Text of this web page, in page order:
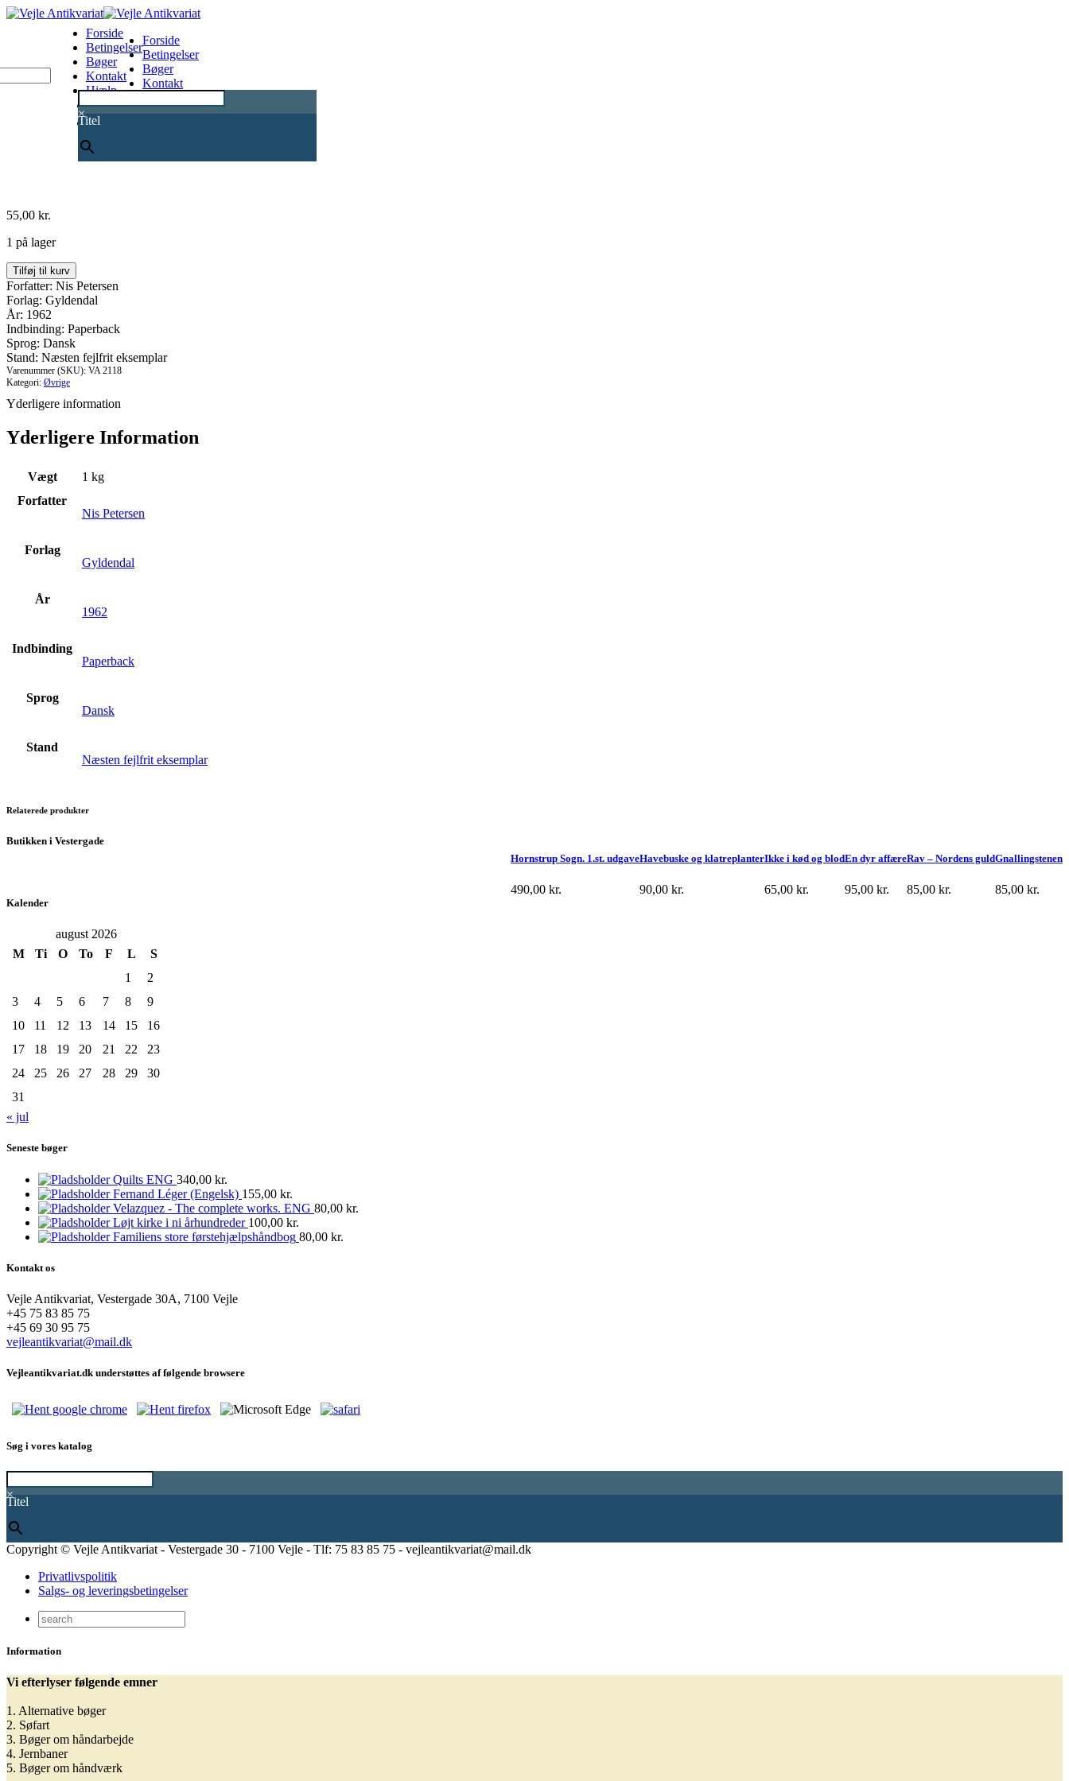
×
Titel
Forside
Betingelser
Bøger
Kontakt
Hjælp
0
Forside
Betingelser
Bøger
Kontakt
55,00 kr.
1 på lager
Muleposen
antal
Tilføj til kurv
Forfatter: Nis Petersen
Forlag: Gyldendal
År: 1962
Indbinding: Paperback
Sprog: Dansk
Stand: Næsten fejlfrit eksemplar
Varenummer (SKU): VA 2118
Kategori: Øvrige
Yderligere information
Yderligere Information
Vægt
1 kg
Forfatter
Nis Petersen
Forlag
Gyldendal
År
1962
Indbinding
Paperback
Sprog
Dansk
Stand
Næsten fejlfrit eksemplar
Relaterede produkter
Gnallingstenen
85,00 kr.
Rav – Nordens guld
85,00 kr.
En dyr affære
95,00 kr.
Ikke i kød og blod
65,00 kr.
Havebuske og klatreplanter
90,00 kr.
Hornstrup Sogn. 1.st. udgave
490,00 kr.
Butikken i Vestergade
Kalender
august 2026
M
Ti O To F L
S
1
2
3
4 5 6 7 8
9
10
11 12 13 14 15
16
17
18 19 20 21 22
23
24
25 26 27 28 29
30
31
« jul
Seneste bøger
Quilts ENG 340,00 kr.
Fernand Léger (Engelsk) 155,00 kr.
Velazquez - The complete works. ENG 80,00 kr.
Løjt kirke i ni århundreder 100,00 kr.
Familiens store førstehjælpshåndbog 80,00 kr.
Kontakt os
Vejle Antikvariat, Vestergade 30A, 7100 Vejle
+45 75 83 85 75
+45 69 30 95 75
vejleantikvariat@mail.dk
Vejleantikvariat.dk understøttes af følgende browsere
Søg i vores katalog
×
Titel
Copyright © Vejle Antikvariat - Vestergade 30 - 7100 Vejle - Tlf: 75 83 85 75 - vejleantikvariat@mail.dk
Privatlivspolitik
Salgs- og leveringsbetingelser
Information
Vi efterlyser følgende emner
1. Alternative bøger
2. Søfart
3. Bøger om håndarbejde
4. Jernbaner
5. Bøger om håndværk